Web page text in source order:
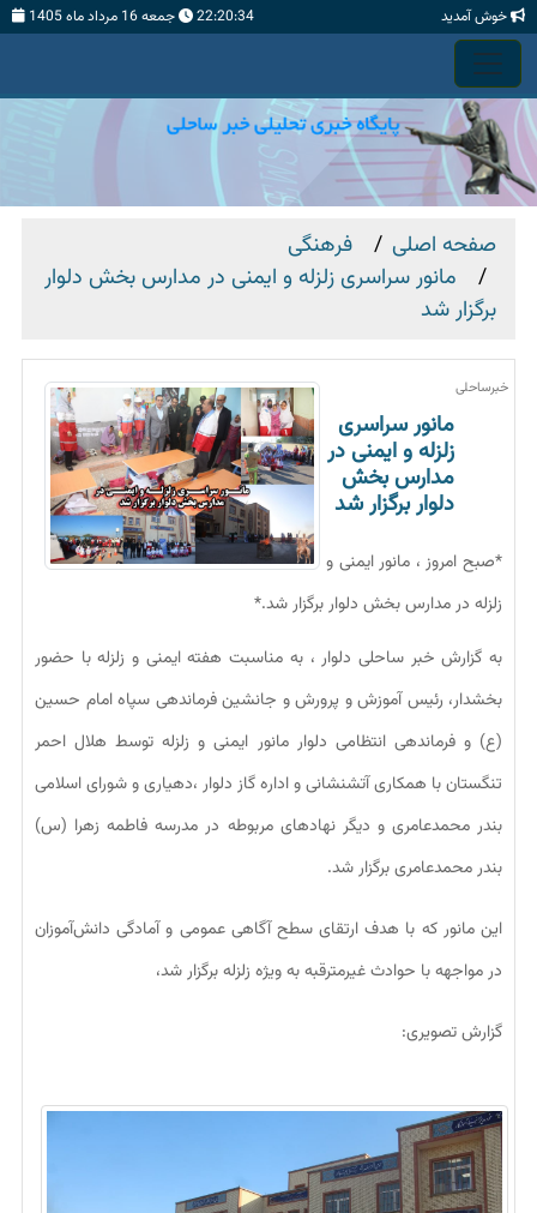
خوش آمدید 22:20:35 جمعه 16 مرداد ماه 1405
صفحه اصلی
فرهنگی
مانور سراسری زلزله و ایمنی در مدارس بخش دلوار
برگزار شد
خبرساحلی
مانور سراسری
زلزله و ایمنی در
مدارس بخش
دلوار برگزار شد
*صبح امروز ، مانور ایمنی و
زلزله در مدارس بخش دلوار برگزار شد.*
به گزارش خبر ساحلی دلوار ، به مناسبت هفته ایمنی و زلزله با حضور
بخشدار، رئیس آموزش و پرورش و جانشین فرماندهی سپاه امام حسین
(ع) و فرماندهی انتظامی دلوار مانور ایمنی و زلزله توسط هلال احمر
تنگستان با همکاری آتشنشانی و اداره گاز دلوار ،دهیاری و شورای اسلامی
بندر محمدعامری و دیگر نهادهای مربوطه در مدرسه فاطمه زهرا (س)
بندر محمدعامری برگزار شد.
این مانور که با هدف ارتقای سطح آگاهی عمومی و آمادگی دانش‌آموزان
در مواجهه با حوادث غیرمترقبه به ویژه زلزله برگزار شد،
گزارش تصویری: